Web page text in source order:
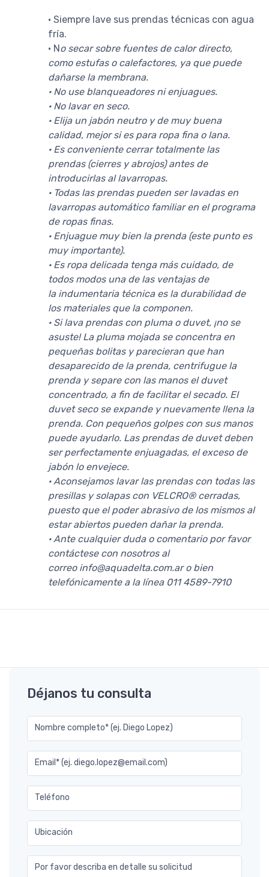
· Siempre lave sus prendas técnicas con agua
fría.
· No secar sobre fuentes de calor directo,
como estufas o calefactores, ya que puede
dañarse la membrana.
· No use blanqueadores ni enjuagues.
· No lavar en seco.
· Elija un jabón neutro y de muy buena
calidad, mejor si es para ropa fina o lana.
· Es conveniente cerrar totalmente las
prendas (cierres y abrojos) antes de
introducirlas al lavarropas.
· Todas las prendas pueden ser lavadas en
lavarropas automático familiar en el programa
de ropas finas.
· Enjuague muy bien la prenda (este punto es
muy importante).
· Es ropa delicada tenga más cuidado, de
todos modos una de las ventajas de
la indumentaria técnica es la durabilidad de
los materiales que la componen.
· Si lava prendas con pluma o duvet, ¡no se
asuste! La pluma mojada se concentra en
pequeñas bolitas y parecieran que han
desaparecido de la prenda, centrifugue la
prenda y separe con las manos el duvet
concentrado, a fin de facilitar el secado. El
duvet seco se expande y nuevamente llena la
prenda. Con pequeños golpes con sus manos
puede ayudarlo. Las prendas de duvet deben
ser perfectamente enjuagadas, el exceso de
jabón lo envejece.
· Aconsejamos lavar las prendas con todas las
presillas y solapas con VELCRO® cerradas,
puesto que el poder abrasivo de los mismos al
estar abiertos pueden dañar la prenda.
· Ante cualquier duda o comentario por favor
contáctese con nosotros al
correo info@aquadelta.com.ar o bien
telefónicamente a la línea 011 4589-7910
Déjanos tu consulta
Nombre completo* (ej. Diego Lopez)
Email* (ej. diego.lopez@email.com)
Teléfono
Ubicación
Por favor describa en detalle su solicitud